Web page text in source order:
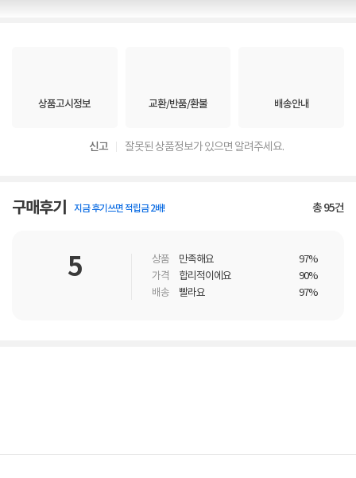
상품고시정보 교환/반품/환불 배송안내
신고 잘못된 상품정보가 있으면 알려주세요.
구매후기 지금 후기쓰면 적립금 2배! 총95건
5 상품 만족해요
97%
가격
합리적이에요
90%
배송
빨라요 97%